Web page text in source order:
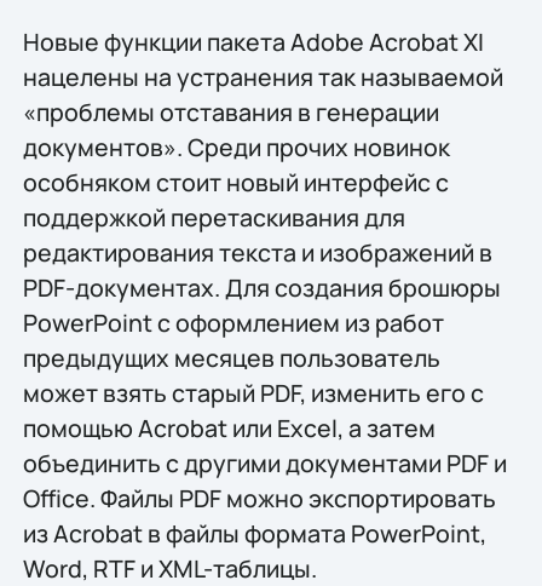
Новые функции пакета Adobe Acrobat XI
нацелены на устранения так называемой
«проблемы отставания в генерации
документов». Среди прочих новинок
особняком стоит новый интерфейс с
поддержкой перетаскивания для
редактирования текста и изображений в
PDF-документах. Для создания брошюры
PowerPoint с оформлением из работ
предыдущих месяцев пользователь
может взять старый PDF, изменить его с
помощью Acrobat или Excel, а затем
объединить с другими документами PDF и
Office. Файлы PDF можно экспортировать
из Acrobat в файлы формата PowerPoint,
Word, RTF и XML-таблицы.